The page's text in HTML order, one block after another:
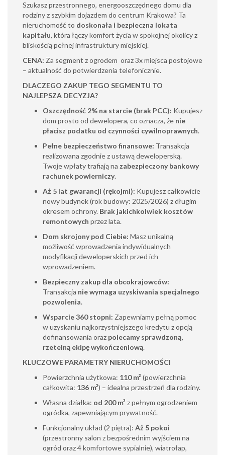
Szukasz przestronnego, energooszczędnego domu dla
rodziny z szybkim dojazdem do centrum Krakowa? Ta
nieruchomość to doskonała i bezpieczna lokata
kapitału, która łączy komfort życia w spokojnej okolicy z
bliskością pełnej infrastruktury miejskiej.
CENA: Za segment z ogrodem oraz 3x miejsca postojowe
– aktualność do potwierdzenia telefonicznie.
DLACZEGO ZAKUP TEGO SEGMENTU TO
NAJLEPSZA DECYZJA?
Oszczędność 2% na starcie (brak PCC): Kupujesz
dom prosto od dewelopera, co oznacza, że nie
płacisz podatku od czynności cywilnoprawnych.
Pełne bezpieczeństwo finansowe: Transakcja
realizowana zgodnie z ustawą deweloperską.
Twoje wpłaty trafiają na zabezpieczony bankowy
rachunek powierniczy.
Aż 5 lat gwarancji (rękojmi): Kupujesz całkowicie
nowy budynek (rok budowy: 2025/2026) z długim
okresem ochrony. Brak jakichkolwiek kosztów
remontowych przez lata.
Dom skrojony pod Ciebie: Masz unikalną
możliwość wprowadzenia indywidualnych
modyfikacji deweloperskich przed ich
wprowadzeniem.
Bezpieczny zakup dla obcokrajowców:
Transakcja nie wymaga uzyskiwania specjalnego
pozwolenia.
Wsparcie 360 stopni: Zapewniamy pełną pomoc
w uzyskaniu najkorzystniejszego kredytu z opcją
dofinansowania oraz polecamy sprawdzoną,
rzetelną ekipę wykończeniową.
KLUCZOWE PARAMETRY NIERUCHOMOŚCI
Powierzchnia użytkowa: 110 m² (powierzchnia
całkowita: 136 m²) – idealna przestrzeń dla rodziny.
Własna działka: od 200 m² z pełnym ogrodzeniem
ogródka, zapewniającym prywatność.
Funkcjonalny układ (2 piętra): Aż 5 pokoi
(przestronny salon z bezpośrednim wyjściem na
ogród oraz 4 komfortowe sypialnie), wiatrołap,